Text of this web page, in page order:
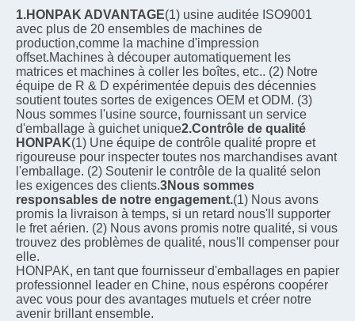
1.HONPAK ADVANTAGE(1) usine auditée ISO9001
avec plus de 20 ensembles de machines de
production,comme la machine d'impression
offset.Machines à découper automatiquement les
matrices et machines à coller les boîtes, etc.. (2) Notre
équipe de R & D expérimentée depuis des décennies
soutient toutes sortes de exigences OEM et ODM. (3)
Nous sommes l'usine source, fournissant un service
d'emballage à guichet unique2.Contrôle de qualité
HONPAK(1) Une équipe de contrôle qualité propre et
rigoureuse pour inspecter toutes nos marchandises avant
l'emballage. (2) Soutenir le contrôle de la qualité selon
les exigences des clients.3Nous sommes
responsables de notre engagement.(1) Nous avons
promis la livraison à temps, si un retard nous'll supporter
le fret aérien. (2) Nous avons promis notre qualité, si vous
trouvez des problèmes de qualité, nous'll compenser pour
elle.
HONPAK, en tant que fournisseur d'emballages en papier
professionnel leader en Chine, nous espérons coopérer
avec vous pour des avantages mutuels et créer notre
avenir brillant ensemble.